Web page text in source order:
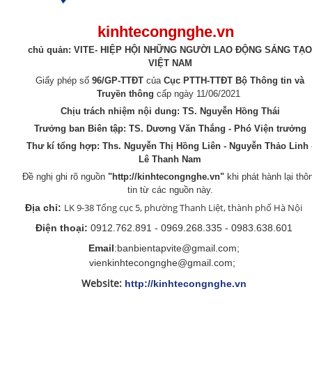
kinhtecongnghe.vn
chủ quản: VITE- HIỆP HỘI NHỮNG NGƯỜI LAO ĐỘNG SÁNG TẠO
VIỆT NAM
Giấy phép số 96/GP-TTĐT của Cục PTTH-TTĐT Bộ Thông tin và
Truyền thông cấp ngày 11/06/2021
Chịu trách nhiệm nội dung: TS. Nguyễn Hồng Thái
Trưởng ban Biên tập: TS. Dương Văn Thắng - Phó Viện trưởng
Thư kí tổng hợp: Ths. Nguyễn Thị Hồng Liên - Nguyễn Thảo Linh
Lê Thanh Nam
Đề nghị ghi rõ nguồn "http://kinhtecongnghe.vn"khi phát hành lại
tin từ các nguồn này.
Địa chỉ: LK 9-38 Tổng cục 5, phường Thanh Liệt, thành phố Hà Nội
Điện thoại: 0912.762.891 - 0969.268.335 - 0983.638.601
Email:banbientapvite@gmail.com;
vienkinhtecongnghe@gmail.com;
Website: http://kinhtecongnghe.vn